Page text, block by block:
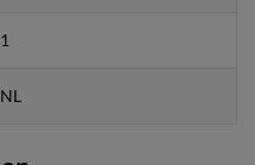
1
NL